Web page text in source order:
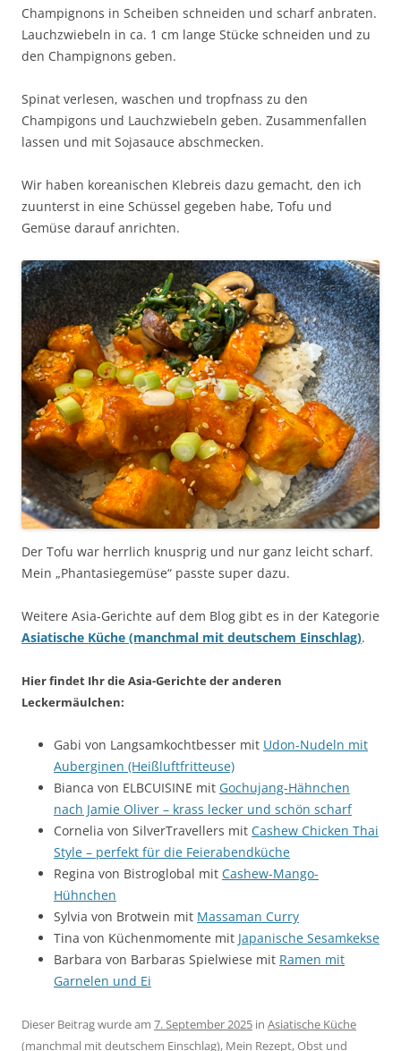
Champignons in Scheiben schneiden und scharf anbraten.
Lauchzwiebeln in ca. 1 cm lange Stücke schneiden und zu
den Champignons geben.
Spinat verlesen, waschen und tropfnass zu den
Champigons und Lauchzwiebeln geben. Zusammenfallen
lassen und mit Sojasauce abschmecken.
Wir haben koreanischen Klebreis dazu gemacht, den ich
zuunterst in eine Schüssel gegeben habe, Tofu und
Gemüse darauf anrichten.
Der Tofu war herrlich knusprig und nur ganz leicht scharf.
Mein „Phantasiegemüse“ passte super dazu.
Weitere Asia-Gerichte auf dem Blog gibt es in der Kategorie
Asiatische Küche (manchmal mit deutschem Einschlag).
Hier findet Ihr die Asia-Gerichte der anderen
Leckermäulchen:
Gabi von Langsamkochtbesser mit Udon-Nudeln mit
Auberginen (Heißluftfritteuse)
Bianca von ELBCUISINE mit Gochujang-Hähnchen
nach Jamie Oliver – krass lecker und schön scharf
Cornelia von SilverTravellers mit Cashew Chicken Thai
Style – perfekt für die Feierabendküche
Regina von Bistroglobal mit Cashew-Mango-
Hühnchen
Sylvia von Brotwein mit Massaman Curry
Tina von Küchenmomente mit Japanische Sesamkekse
Barbara von Barbaras Spielwiese mit Ramen mit
Garnelen und Ei
Dieser Beitrag wurde am 7. September 2025 in Asiatische Küche
(manchmal mit deutschem Einschlag), Mein Rezept,Obst und